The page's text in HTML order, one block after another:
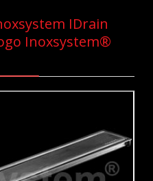
IDrain
Inoxsystem®